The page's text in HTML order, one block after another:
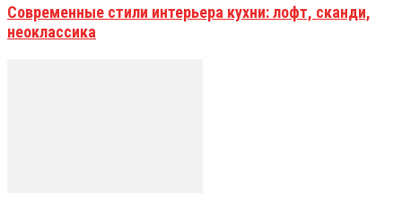
Современные стили интерьера кухни: лофт, сканди,
неоклассика